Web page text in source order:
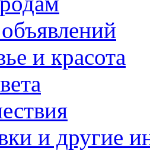
и красота
и другие